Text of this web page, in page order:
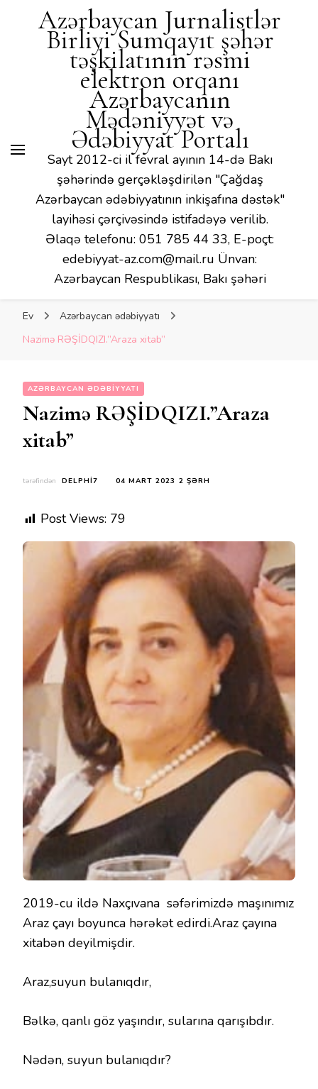
Mədəniyyət və Ədəbiyyat
Portalı
Azərbaycan Jurnalistlər
Birliyi Sumqayıt şəhər
təşkilatının rəsmi
elektron orqanı
Azərbaycanın
Mədəniyyət və
Ədəbiyyat Portalı
Sayt 2012-ci il fevral ayının 14-də Bakı
şəhərində gerçəkləşdirilən "Çağdaş
Azərbaycan ədəbiyyatının inkişafına dəstək"
layihəsi çərçivəsində istifadəyə verilib.
Əlaqə telefonu: 051 785 44 33, E-poçt:
edebiyyat-az.com@mail.ru Ünvan:
Azərbaycan Respublikası, Bakı şəhəri
Ev
Azərbaycan ədəbiyyatı
Nazimə RƏŞİDQIZI.”Araza xitab”
AZƏRBAYCAN ƏDƏBIYYATI
Nazimə RƏŞİDQIZI.”Araza
xitab”
tərəfindən DELPHI7 04 MART 2023 NAZIMƏ
2 ŞƏRH
Post Views: 79
2019-cu ildə Naxçıvana səfərimizdə maşınımız
Araz çayı boyunca hərəkət edirdi.Araz çayına
xitabən deyilmişdir.
Araz,suyun bulanıqdır,
Bəlkə, qanlı göz yaşındır, sularına qarışıbdır.
Nədən, suyun bulanıqdır?